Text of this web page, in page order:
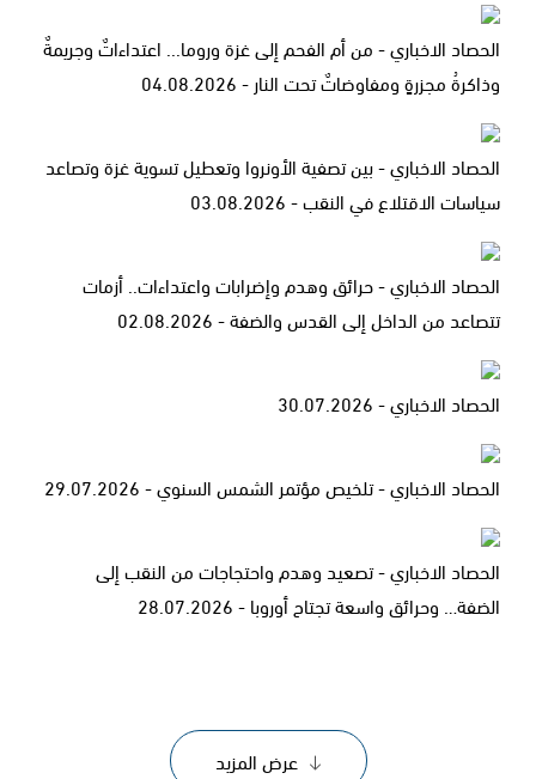
الحصاد الاخباري - من أم الفحم إلى غزة وروما... اعتداءاتٌ وجريمةٌ
وذاكرةُ مجزرةٍ ومفاوضاتٌ تحت النار - 04.08.2026
الحصاد الاخباري - بين تصفية الأونروا وتعطيل تسوية غزة وتصاعد
سياسات الاقتلاع في النقب - 03.08.2026
الحصاد الاخباري - حرائق وهدم وإضرابات واعتداءات.. أزمات
تتصاعد من الداخل إلى القدس والضفة - 02.08.2026
الحصاد الاخباري - 30.07.2026
الحصاد الاخباري - تلخيص مؤتمر الشمس السنوي - 29.07.2026
الحصاد الاخباري - تصعيد وهدم واحتجاجات من النقب إلى
الضفة… وحرائق واسعة تجتاح أوروبا - 28.07.2026
عرض المزيد